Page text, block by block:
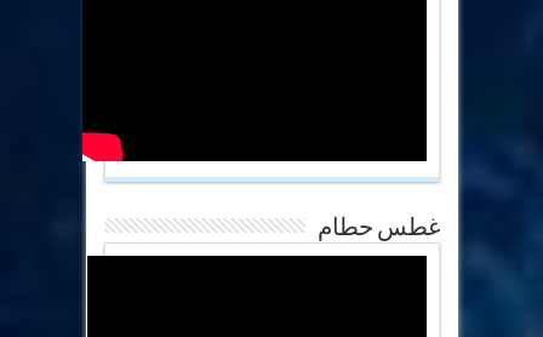
غطس حطام